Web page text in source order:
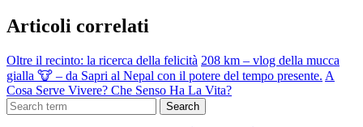
Articoli correlati
Oltre il recinto: la ricerca della felicità 208 km – vlog della mucca
gialla 🐮 – da Sapri al Nepal con il potere del tempo presente. A
Cosa Serve Vivere? Che Senso Ha La Vita?
Search